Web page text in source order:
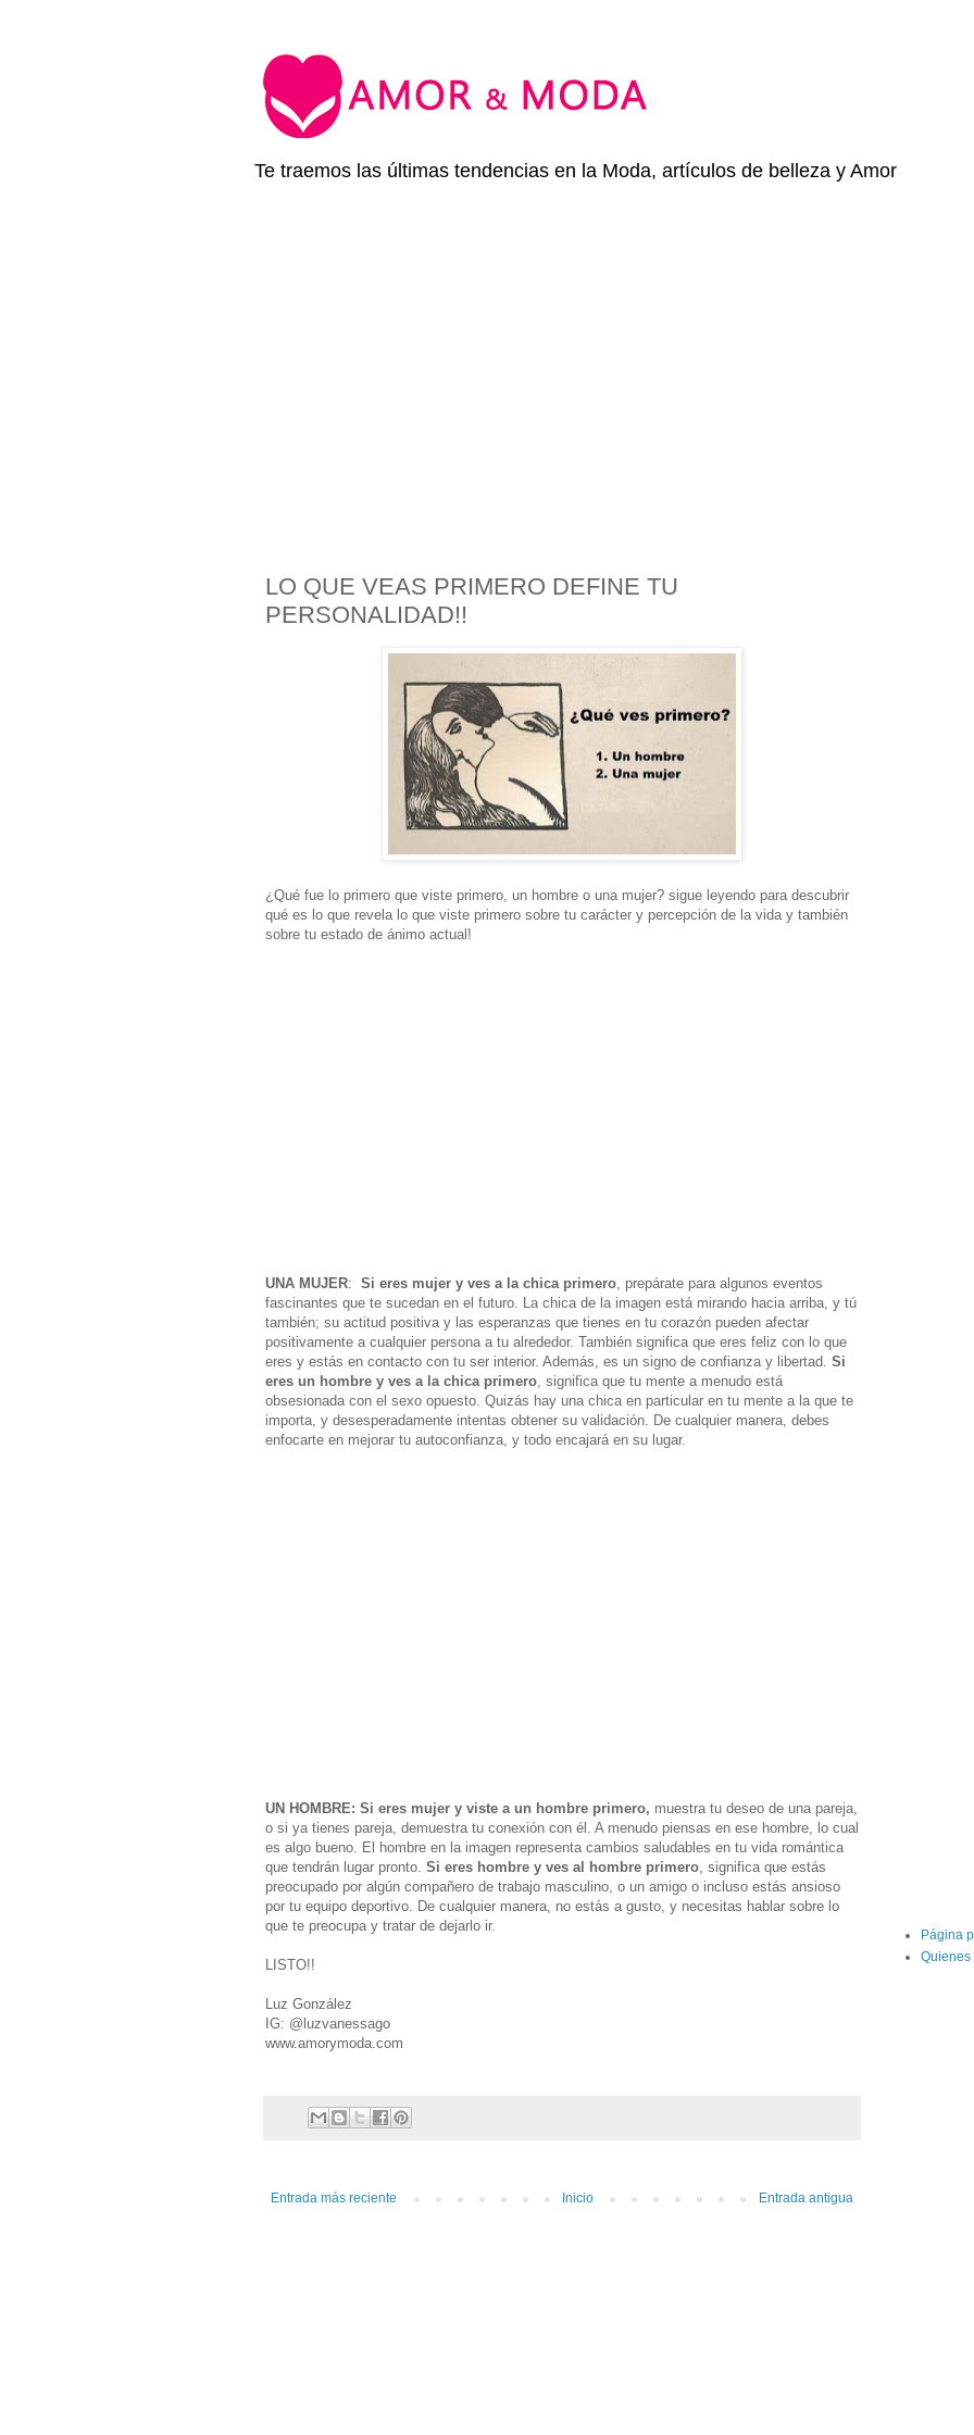
Te traemos las últimas tendencias en la Moda, artículos de belleza y Amor
LO QUE VEAS PRIMERO DEFINE TU
PERSONALIDAD!!
¿Qué fue lo primero que viste primero, un hombre o una mujer? sigue leyendo para descubrir
qué es lo que revela lo que viste primero sobre tu carácter y percepción de la vida y también
sobre tu estado de ánimo actual!
UNA MUJER: Si eres mujer y ves a la chica primero , prepárate para algunos eventos
fascinantes que te sucedan en el futuro. La chica de la imagen está mirando hacia arriba, y tú
también; su actitud positiva y las esperanzas que tienes en tu corazón pueden afectar
positivamente a cualquier persona a tu alrededor. También significa que eres feliz con lo que
eres y estás en contacto con tu ser interior. Además, es un signo de confianza y libertad. Si
eres un hombre y ves a la chica primero , significa que tu mente a menudo está
obsesionada con el sexo opuesto. Quizás hay una chica en particular en tu mente a la que te
importa, y desesperadamente intentas obtener su validación. De cualquier manera, debes
enfocarte en mejorar tu autoconfianza, y todo encajará en su lugar.
UN HOMBRE: Si eres mujer y viste a un hombre primero, muestra tu deseo de una pareja,
o si ya tienes pareja, demuestra tu conexión con él. A menudo piensas en ese hombre, lo cual
es algo bueno. El hombre en la imagen representa cambios saludables en tu vida romántica
que tendrán lugar pronto. Si eres hombre y ves al hombre primero , significa que estás
preocupado por algún compañero de trabajo masculino, o un amigo o incluso estás ansioso
por tu equipo deportivo. De cualquier manera, no estás a gusto, y necesitas hablar sobre lo
que te preocupa y tratar de dejarlo ir.
LISTO!!
Luz González
IG: @luzvanessago
www.amorymoda.com
Entrada más reciente Entrada antigua
Inicio
Página
Quienes